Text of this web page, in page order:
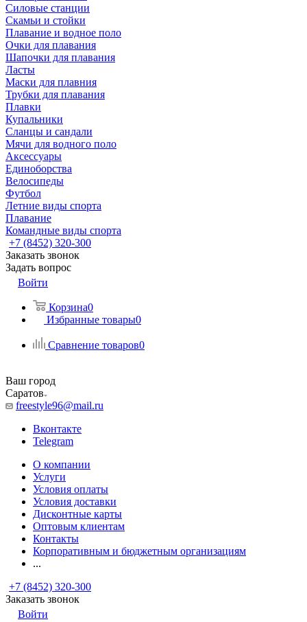
Силовые станции
Скамьи и стойки
Плавание и водное поло
Очки для плавания
Шапочки для плавания
Ласты
Маски для плавния
Трубки для плавания
Плавки
Купальники
Сланцы и сандали
Мячи для водного поло
Аксессуары
Единоборства
Велосипеды
Футбол
Летние виды спорта
Плавание
Командные виды спорта
+7 (8452) 320-300
Заказать звонок
Задать вопрос
Войти
Корзина0
Избранные товары0
Сравнение товаров0
Ваш город
Саратов
freestyle96@mail.ru
Вконтакте
Telegram
О компании
Услуги
Условия оплаты
Условия доставки
Дисконтные карты
Оптовым клиентам
Контакты
Корпоративным и бюджетным организациям
...
+7 (8452) 320-300
Заказать звонок
Войти